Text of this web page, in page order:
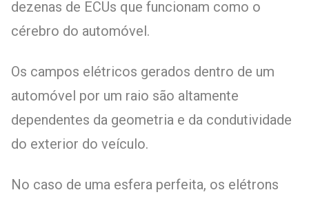
dezenas de ECUs que funcionam como o
cérebro do automóvel.
Os campos elétricos gerados dentro de um
automóvel por um raio são altamente
dependentes da geometria e da condutividade
do exterior do veículo.
No caso de uma esfera perfeita, os elétrons